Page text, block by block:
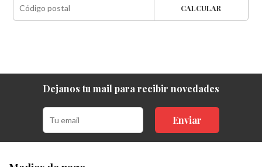
CALCULAR
Dejanos tu mail para recibir novedades
Enviar